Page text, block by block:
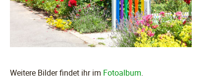
Weitere Bilder findet ihr im Fotoalbum.